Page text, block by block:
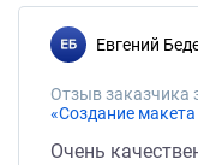
Евгений
Отзыв заказчика
«Создание
Очень